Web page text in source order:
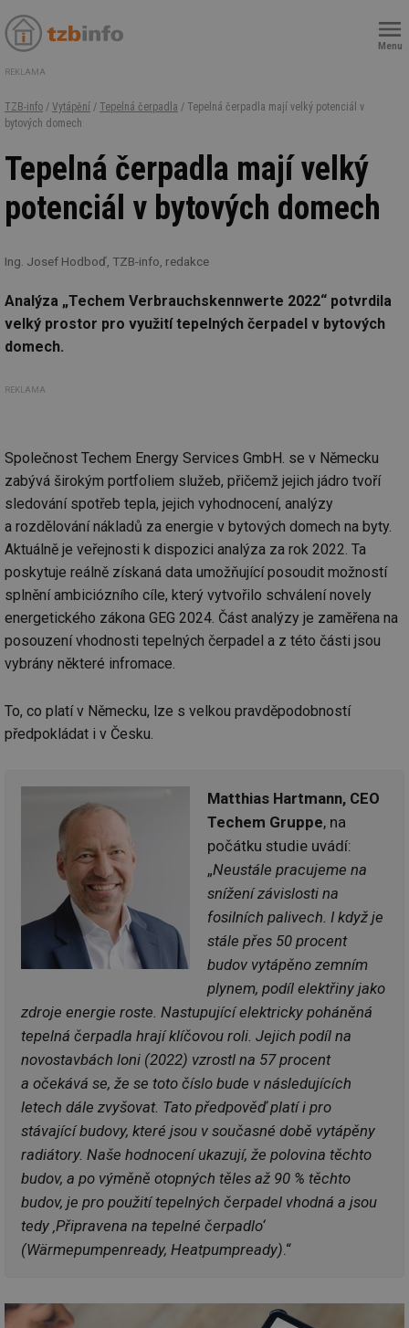
Menu
REKLAMA
TZB-info / Vytápění / Tepelná čerpadla / Tepelná čerpadla mají velký potenciál v
bytových domech
Tepelná čerpadla mají velký
potenciál v bytových domech
Ing. Josef Hodboď, TZB-info, redakce
Analýza „Techem Verbrauchskennwerte 2022“ potvrdila
velký prostor pro využití tepelných čerpadel v bytových
domech.
REKLAMA
Společnost Techem Energy Services GmbH. se v Německu
zabývá širokým portfoliem služeb, přičemž jejich jádro tvoří
sledování spotřeb tepla, jejich vyhodnocení, analýzy
a rozdělování nákladů za energie v bytových domech na byty.
Aktuálně je veřejnosti k dispozici analýza za rok 2022. Ta
poskytuje reálně získaná data umožňující posoudit možností
splnění ambiciózního cíle, který vytvořilo schválení novely
energetického zákona GEG 2024. Část analýzy je zaměřena na
posouzení vhodnosti tepelných čerpadel a z této části jsou
vybrány některé infromace.
To, co platí v Německu, lze s velkou pravděpodobností
předpokládat i v Česku.
Matthias Hartmann, CEO
Techem Gruppe, na
počátku studie uvádí:
„Neustále pracujeme na
snížení závislosti na
fosilních palivech. I když je
stále přes 50 procent
budov vytápěno zemním
plynem, podíl elektřiny jako
zdroje energie roste. Nastupující elektricky poháněná
tepelná čerpadla hrají klíčovou roli. Jejich podíl na
novostavbách loni (2022) vzrostl na 57 procent
a očekává se, že se toto číslo bude v následujících
letech dále zvyšovat. Tato předpověď platí i pro
stávající budovy, které jsou v současné době vytápěny
radiátory. Naše hodnocení ukazují, že polovina těchto
budov, a po výměně otopných těles až 90 % těchto
budov, je pro použití tepelných čerpadel vhodná a jsou
tedy ‚Připravena na tepelné čerpadlo‘
(Wärmepumpenready, Heatpumpready) .“